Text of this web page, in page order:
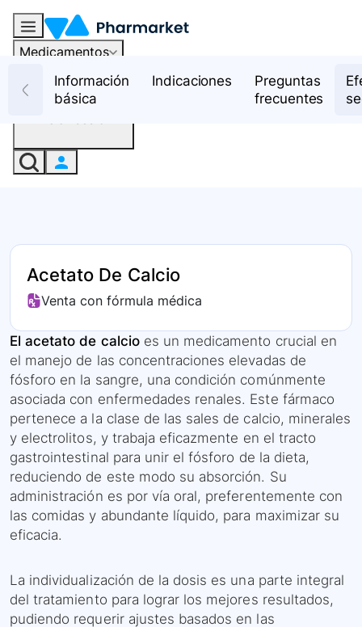
Medicamentos
RecursosInformación
básica
Indicaciones
Preguntas
frecuentes
Acetato De Calcio
Venta con fórmula médica
El acetato de calcioes un medicamento crucial en
el manejo de las concentraciones elevadas de
fósforo en la sangre, una condición comúnmente
asociada con enfermedades renales. Este fármaco
pertenece a la clase de las sales de calcio, minerales
y electrolitos, y trabaja eficazmente en el tracto
gastrointestinal para unir el fósforo de la dieta,
reduciendo de este modo su absorción. Su
administración es por vía oral, preferentemente con
las comidas y abundante líquido, para maximizar su
eficacia.
La individualización de la dosis es una parte integral
del tratamiento para lograr los mejores resultados,
pudiendo requerir ajustes basados en las